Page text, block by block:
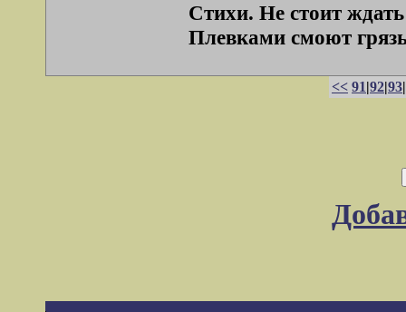
Стихи. Не стоит
Плевками смоют
<< 91|92|93|